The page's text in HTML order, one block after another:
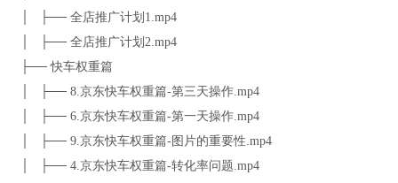
│ ├── 全店推广计划1.mp4
│ ├── 全店推广计划2.mp4
├── 快车权重篇
│ ├── 8.京东快车权重篇-第三天操作.mp4
│ ├── 6.京东快车权重篇-第一天操作.mp4
│ ├── 9.京东快车权重篇-图片的重要性.mp4
│ ├── 4.京东快车权重篇-转化率问题.mp4